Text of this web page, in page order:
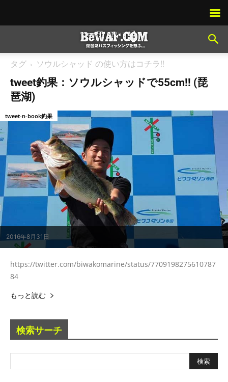
タグ ソウルシャッド の使い方はコチラ!!
tweet釣果：ソウルシャッドで55cm!! (琵
琶湖)
2016年8月31日
tweet-n-book釣果
https://twitter.com/biwakomarine/status/7709198275610787
84
もっと読む
検索サーチ